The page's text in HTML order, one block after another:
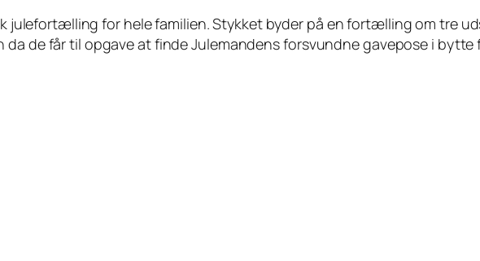
julefortælling for hele familien. Stykket byder på en fortælling om tre
de får til opgave at finde Julemandens forsvundne gavepose i